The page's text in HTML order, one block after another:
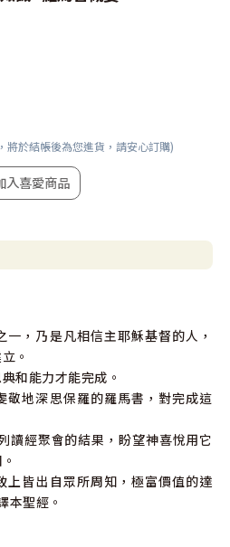
將於結帳後為您進貨，請安心訂購)
入喜愛商品
，乃是凡相信主耶穌基督的人，
。
和能力才能完成。
敬地深思保羅的羅馬書，對完成這
讀經聚會的結果，盼望神喜悅用它
上皆出自眾所周知，極富價值的達
本聖經。